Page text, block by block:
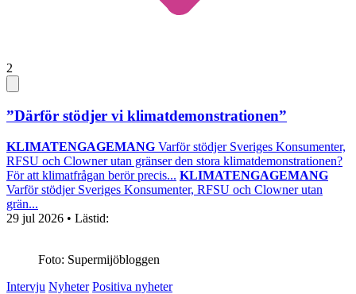
2
”Därför stödjer vi klimatdemonstrationen”
KLIMATENGAGEMANG Varför stödjer Sveriges Konsumenter,
RFSU och Clowner utan gränser den stora klimatdemonstrationen?
För att klimatfrågan berör precis... KLIMATENGAGEMANG
Varför stödjer Sveriges Konsumenter, RFSU och Clowner utan
grän...
29 jul 2026 • Lästid:
Foto: Supermijöbloggen
Intervju Nyheter Positiva nyheter